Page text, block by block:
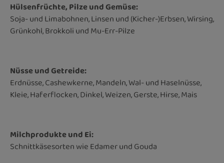
Hülsenfrüchte, Pilze und Gemüse:
Soja- und Limabohnen, Linsen und (Kicher-)Erbsen, Wirsing,
Grünkohl, Brokkoli und Mu-Err-Pilze
Nüsse und Getreide:
Erdnüsse, Cashewkerne, Mandeln, Wal- und Haselnüsse,
Kleie, Haferflocken, Dinkel, Weizen, Gerste, Hirse, Mais
Milchprodukte und Ei:
Schnittkäsesorten wie Edamer und Gouda